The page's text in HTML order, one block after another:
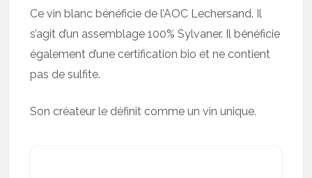
Ce vin blanc bénéficie de l’AOC Lechersand. Il
s’agit d’un assemblage 100% Sylvaner. Il bénéficie
également d’une certification bio et ne contient
pas de sulfite.
Son créateur le définit comme un vin unique.